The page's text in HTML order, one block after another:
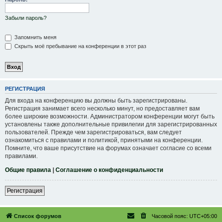
Забыли пароль?
Запомнить меня
Скрыть моё пребывание на конференции в этот раз
РЕГИСТРАЦИЯ
Для входа на конференцию вы должны быть зарегистрированы.
Регистрация занимает всего несколько минут, но предоставляет вам
более широкие возможности. Администратором конференции могут быть
установлены также дополнительные привилегии для зарегистрированных
пользователей. Прежде чем зарегистрироваться, вам следует
ознакомиться с правилами и политикой, принятыми на конференции.
Помните, что ваше присутствие на форумах означает согласие со всеми
правилами.
Общие правила | Соглашение о конфиденциальности
Регистрация
Список форумов Часовой пояс: UTC+05:00